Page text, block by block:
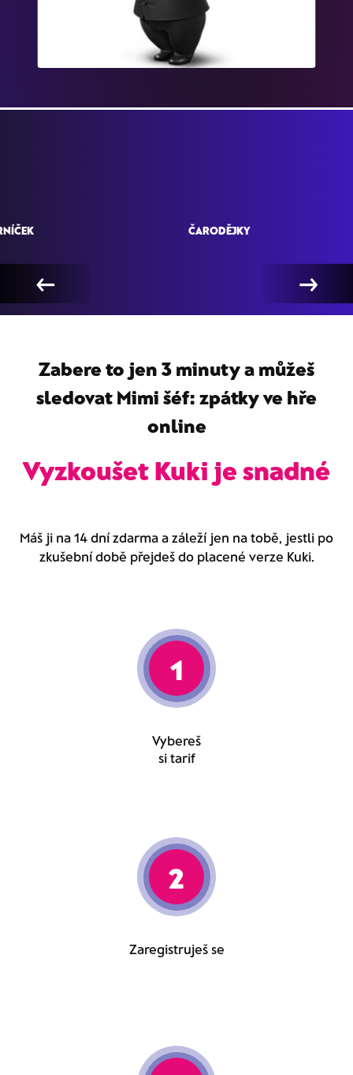
← →
ČARODĚJKY
Zabere to jen 3 minuty a můžeš
sledovat Mimi šéf: zpátky ve hře
online
Vyzkoušet Kuki je snadné
Máš ji na 14 dní zdarma a záleží jen na tobě, jestli po
zkušební době přejdeš do placené verze Kuki.
1
Vybereš
si tarif
2
Zaregistruješ se